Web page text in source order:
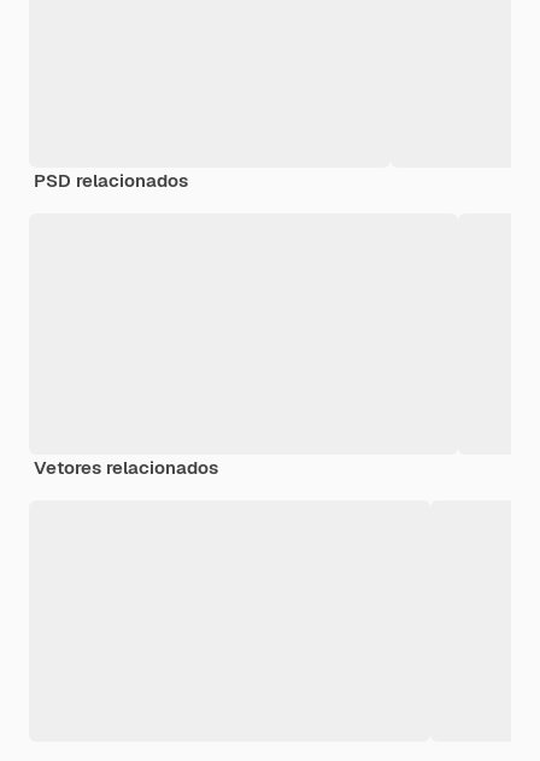
PSD relacionados
Vetores relacionados